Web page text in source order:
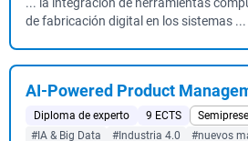
de fabricación digital en los sistemas ...
AI-Powered Product
Diploma de experto 9 ECTS
#IA & Big Data
#Industria 4.0 #nuevos